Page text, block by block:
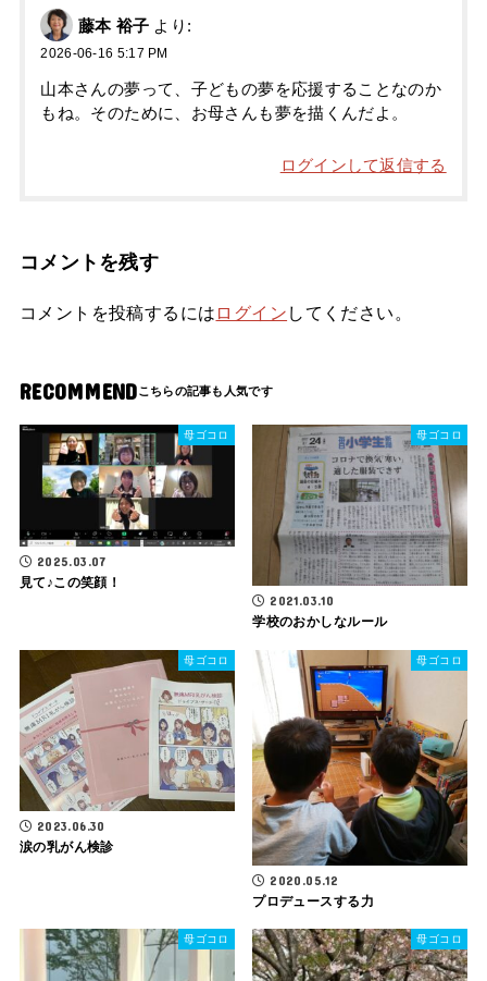
藤本 裕子 より:
2026-06-16 5:17 PM
山本さんの夢って、子どもの夢を応援することなのか
もね。そのために、お母さんも夢を描くんだよ。
ログインして返信する
コメントを残す
コメントを投稿するには ログイン してください。
RECOMMEND
母ゴコロ
2025.03.07
見て♪この笑顔！
母ゴコロ
2021.03.10
学校のおかしなルール
母ゴコロ
2023.06.30
涙の乳がん検診
母ゴコロ
2020.05.12
プロデュースする力
母ゴコロ 母ゴコロ